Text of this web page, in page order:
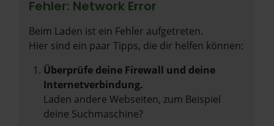
Fehler: Network Error
Beim Laden ist ein Fehler aufgetreten.
Hier sind ein paar Tipps, die dir helfen können:
Überprüfe deine Firewall und deine
Internetverbindung.
Laden andere Webseiten, zum Beispiel
deine Suchmaschine?